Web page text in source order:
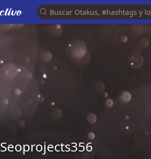
Seoprojects356